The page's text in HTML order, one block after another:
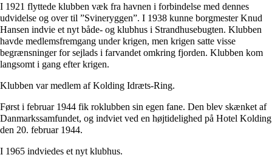
I 1921 flyttede klubben væk fra havnen i forbindelse med dennes
udvidelse og over til ”Svineryggen”. I 1938 kunne borgmester Knud
Hansen indvie et nyt både- og klubhus i Strandhusebugten. Klubben
havde medlemsfremgang under krigen, men krigen satte visse
begrænsninger for sejlads i farvandet omkring fjorden. Klubben kom
langsomt i gang efter krigen.
Klubben var medlem afKolding Idræts-Ring.
Først i februar 1944 fik roklubben sin egen fane. Den blev skænket af
Danmarkssamfundet, og indviet ved en højtidelighed på Hotel Kolding
den 20. februar 1944.
I 1965 indviedes et nyt klubhus.